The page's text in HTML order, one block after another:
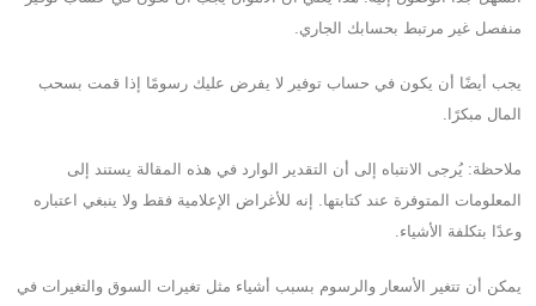
منفصل غير مرتبط بحسابك الجاري.
يجب أيضًا أن يكون في حساب توفير لا يفرض عليك رسومًا إذا قمت بسحب
المال مبكرًا.
ملاحظة: يُرجى الانتباه إلى أن التقدير الوارد في هذه المقالة يستند إلى
المعلومات المتوفرة عند كتابتها. إنه للأغراض الإعلامية فقط ولا ينبغي اعتباره
وعدًا بتكلفة الأشياء.
يمكن أن تتغير الأسعار والرسوم بسبب أشياء مثل تغيرات السوق والتغيرات في